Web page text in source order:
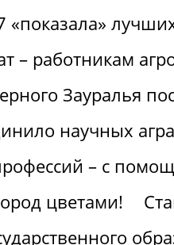
«показала»
– работникам
Зауралья
научных
– с
цветами!